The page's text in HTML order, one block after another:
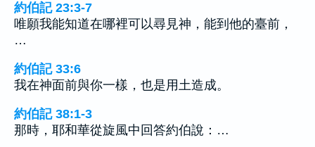
約伯記 23:3-7
唯願我能知道在哪裡可以尋見神，能到他的臺前，
…
約伯記 33:6
我在神面前與你一樣，也是用土造成。
約伯記 38:1-3
那時，耶和華從旋風中回答約伯說：…